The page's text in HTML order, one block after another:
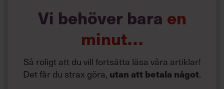
Vi behöver bara en
minut…
Så roligt att du vill fortsätta läsa våra artiklar!
Det får du strax göra, utan att betala något.